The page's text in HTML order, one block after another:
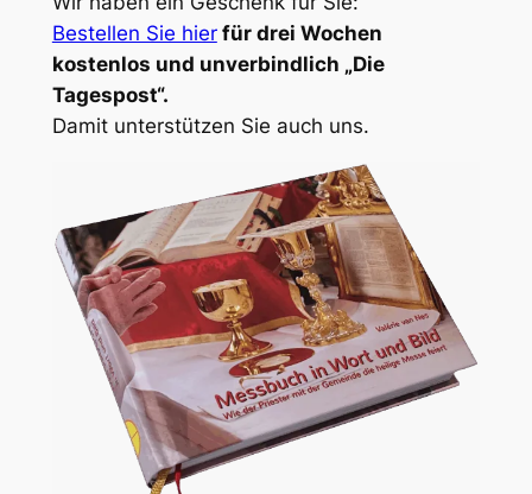
Bestellen Sie hier für drei Wochen
kostenlos und unverbindlich „Die
Tagespost“.
Damit unterstützen Sie auch uns.